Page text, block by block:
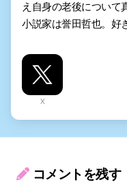
え自身の老後について
小説家は誉田哲也。好
X
コメントを残す